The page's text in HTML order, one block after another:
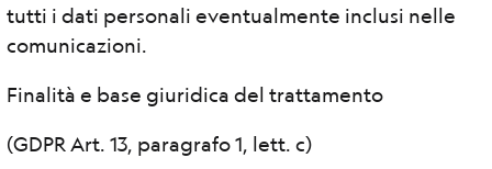
tutti i dati personali eventualmente inclusi nelle
comunicazioni.
Finalità e base giuridica del trattamento
(GDPR Art. 13, paragrafo 1, lett. c)